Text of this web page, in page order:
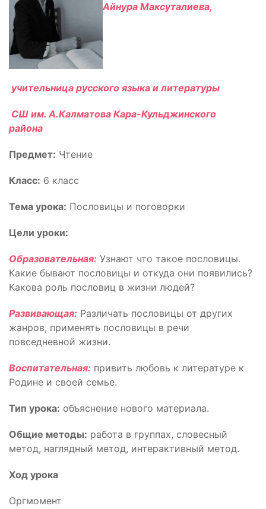
Айнура Максуталиева,
учительница русского языка и литературы
СШ им. А.Калматова Кара-Кульджинского
района
Предмет: Чтение
Класс: 6 класс
Тема урока: Пословицы и поговорки
Цели уроки:
Образовательная: Узнают что такое пословицы.
Какие бывают пословицы и откуда они появились?
Какова роль пословиц в жизни людей?
Развивающая: Различать пословицы от других
жанров, применять пословицы в речи
повседневной жизни.
Воспитательная: привить любовь к литературе к
Родине и своей семье.
Тип урока: объяснение нового материала.
Общие методы: работа в группах, словесный
метод, наглядный метод, интерактивный метод.
Ход урока
Оргмомент